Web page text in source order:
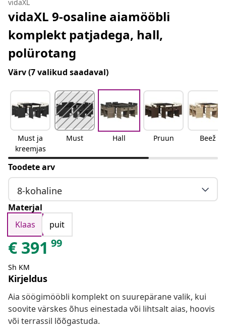
vidaXL
vidaXL 9-osaline aiamööbli
komplekt patjadega, hall,
polürotang
Värv(7 valikud saadaval)
Must ja
kreemjas
Must Hall Pruun Beež
Toodete arv
8-kohaline
Materjal
Klaas
puit
€ 391 99
Sh KM
Kirjeldus
Aia söögimööbli komplekt on suurepärane valik, kui
soovite värskes õhus einestada või lihtsalt aias, hoovis
või terrassil lõõgastuda.